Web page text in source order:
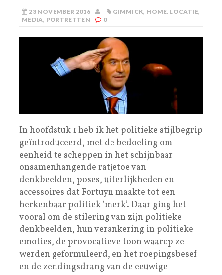
23 NOVEMBER 2016 GIMMICK, HOME, LOCATIE,
MEDIA, PORTRETTEN 0
In hoofdstuk 1 heb ik het politieke stijlbegrip
geïntroduceerd, met de bedoeling om
eenheid te scheppen in het schijnbaar
onsamenhangende ratjetoe van
denkbeelden, poses, uiterlijkheden en
accessoires dat Fortuyn maakte tot een
herkenbaar politiek ‘merk’. Daar ging het
vooral om de stilering van zijn politieke
denkbeelden, hun verankering in politieke
emoties, de provocatieve toon waarop ze
werden geformuleerd, en het roepingsbesef
en de zendingsdrang van de eeuwige